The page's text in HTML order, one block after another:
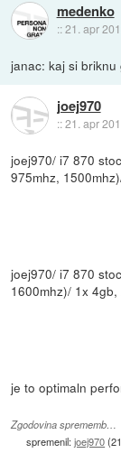
medenko
::21. apr
janac: kaj si briknu
joej970
::21. apr
joej970/ i7 870
975mhz,
joej970/ i7 870
1600mhz)/ 1x
je to optimaln
Zgodovina sprememb…
spremenil:joej970(